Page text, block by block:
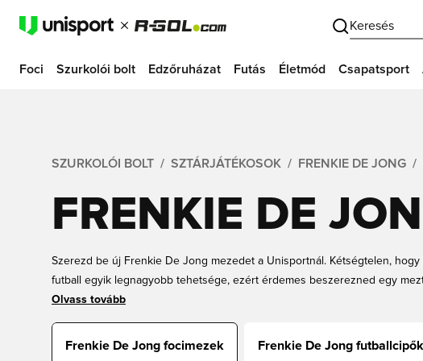
Keresés
Foci Szurkolói bolt Edzőruházat Futás Életmód Csapatsport
SZURKOLÓI BOLT SZTÁRJÁTÉKOSOK FRENKIE DE JONG
FRENKIE DE
Szerezd be új Frenkie De Jong mezedet a Unisportnál. Kétségtelen,
futball egyik legnagyobb tehetsége, ezért érdemes beszerezned egy
megtalálod a klubmezét és a holland válogatott mezét is, minden
focimezben feszíteni? Szerezd be új Frenkie De Jong mezedet a
Olvass tovább
Frenkie De Jong focimezek Frenkie De Jong futballcipők